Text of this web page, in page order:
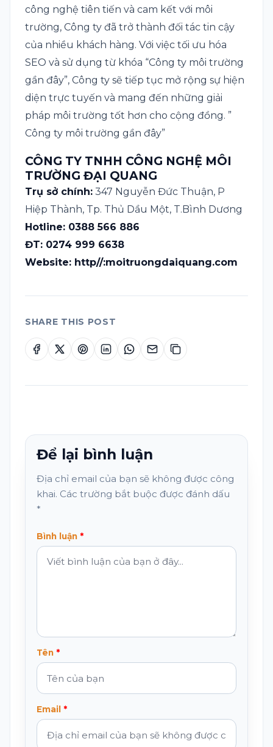
công nghệ tiên tiến và cam kết với môi
trường, Công ty đã trở thành đối tác tin cậy
của nhiều khách hàng. Với việc tối ưu hóa
SEO và sử dụng từ khóa “Công ty môi trường
gần đây”, Công ty sẽ tiếp tục mở rộng sự hiện
diện trực tuyến và mang đến những giải
pháp môi trường tốt hơn cho cộng đồng. ”
Công ty môi trường gần đây”
CÔNG TY TNHH CÔNG NGHỆ MÔI
TRƯỜNG ĐẠI QUANG
Trụ sở chính: 347 Nguyễn Đức Thuận, P
Hiệp Thành, Tp. Thủ Dầu Một, T.Bình Dương
Hotline: 0388 566 886
ĐT: 0274 999 6638
Website: http//:moitruongdaiquang.com
SHARE THIS POST
Để lại bình luận
Địa chỉ email của bạn sẽ không được công
khai. Các trường bắt buộc được đánh dấu
*
Bình luận
Tên
Email